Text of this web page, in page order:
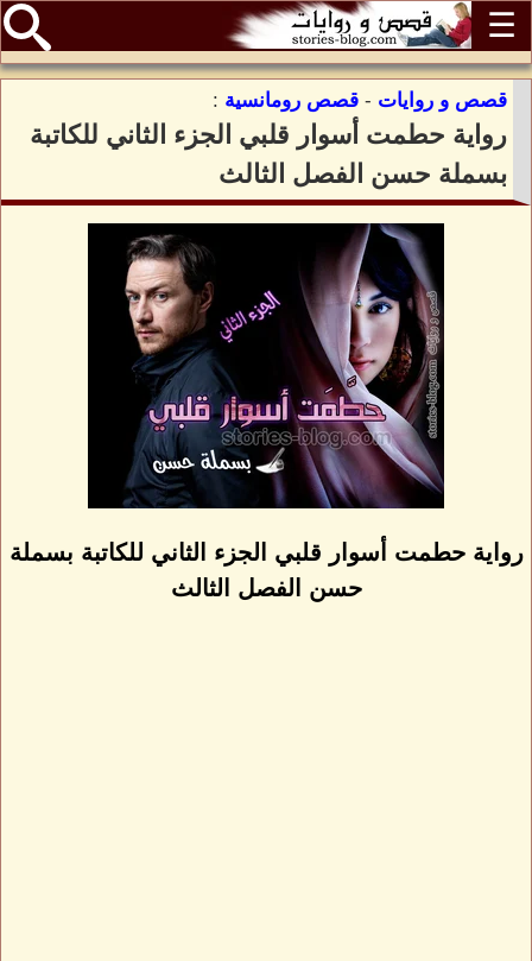
☰
قصص و روايات - قصص رومانسية :
رواية حطمت أسوار قلبي الجزء الثاني للكاتبة
بسملة حسن الفصل الثالث
رواية حطمت أسوار قلبي الجزء الثاني للكاتبة بسملة
حسن الفصل الثالث